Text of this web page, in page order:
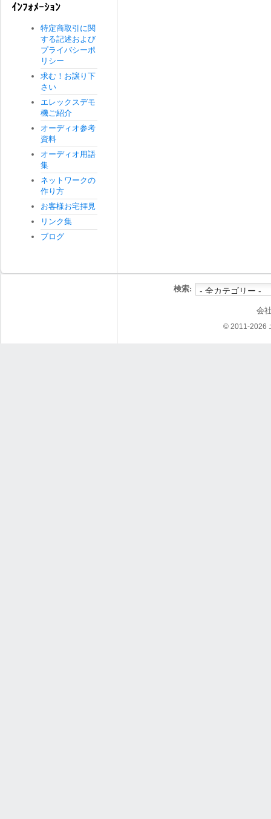
ｲﾝﾌｫﾒｰｼｮﾝ
特定商取引に関
する記述および
プライバシーポ
リシー
求む！お譲り下
さい
エレックスデモ
機ご紹介
オーディオ参考
資料
オーディオ用語
集
ネットワークの
作り方
お客様お宅拝見
リンク集
ブログ
検索:
会
© 2011-2026